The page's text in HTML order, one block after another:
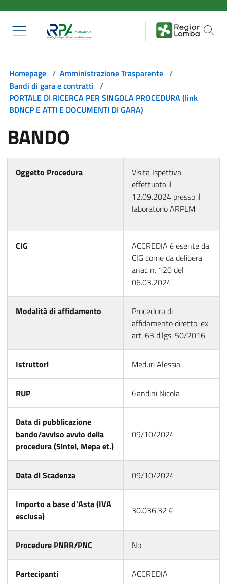
Homepage / Amministrazione Trasparente /
Bandi di gara e contratti /
PORTALE DI RICERCA PER SINGOLA PROCEDURA (link
BDNCP E ATTI E DOCUMENTI DI GARA)
BANDO
Oggetto Procedura
Visita Ispettiva
effettuata il
12.09.2024 presso il
laboratorio ARPLM
CIG
ACCREDIA è esente da
CIG come da delibera
anac n. 120 del
06.03.2024
Modalità di affidamento
Procedura di
affidamento diretto: ex
art. 63 d.lgs. 50/2016
Istruttori Meduri Alessia
RUP Gandini Nicola
Data di pubblicazione
bando/avviso avvio della
procedura (Sintel, Mepa et.)
09/10/2024
Data di Scadenza 09/10/2024
Importo a base d'Asta (IVA
esclusa)
30.036,32 €
Procedure PNRR/PNC No
Partecipanti ACCREDIA